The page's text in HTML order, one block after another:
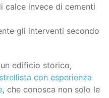
calce invece di cementi
gli interventi secondo
edificio storico,
con esperienza
, che conosca non solo le